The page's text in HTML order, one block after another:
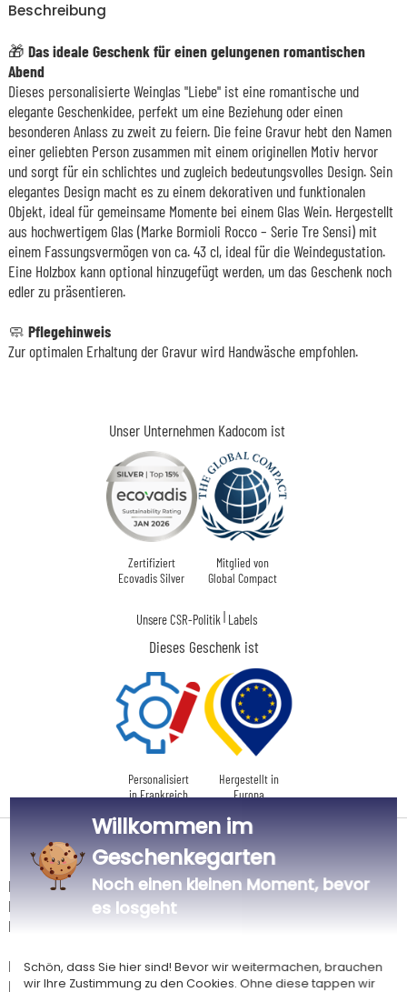
Unser Unternehmen Kadocom ist
Zertifiziert
Ecovadis Silver
Mitglied von
Global Compact
Unsere CSR-Politik Labels
Dieses Geschenk ist
Personalisiert
in Frankreich
Hergestellt in
Europa
Beschreibung
🎁 Das ideale Geschenk für einen gelungenen romantischen
Abend
Dieses personalisierte Weinglas "Liebe" ist eine romantische und
elegante Geschenkidee, perfekt um eine Beziehung oder einen
besonderen Anlass zu zweit zu feiern. Die feine Gravur hebt den Namen
einer geliebten Person zusammen mit einem originellen Motiv hervor
und sorgt für ein schlichtes und zugleich bedeutungsvolles Design. Sein
elegantes Design macht es zu einem dekorativen und funktionalen
Objekt, ideal für gemeinsame Momente bei einem Glas Wein. Hergestellt
aus hochwertigem Glas (Marke Bormioli Rocco – Serie Tre Sensi) mit
einem Fassungsvermögen von ca. 43 cl, ideal für die Weindegustation.
Eine Holzbox kann optional hinzugefügt werden, um das Geschenk noch
edler zu präsentieren.
🧼 Pflegehinweis
Zur optimalen Erhaltung der Gravur wird Handwäsche empfohlen.
Lieferdatum und Lieferpreis
Dieser Artikel wird in unserem Atelier in Toulouse personalisiert.
Er ist für das Angebot "Versandkostenfrei ab 85 € Warenwert" mit der
Hermes-Standardlieferung berechtigt.
Für jede Bestellung unter 85 € gelten die unten aufgeführten
Lieferkosten für den Kauf dieses Artikels.
Willkommen im
Geschenkegarten
Noch einen kleinen Moment, bevor
es losgeht
Schön, dass Sie hier sind! Bevor wir weitermachen, brauchen
wir Ihre Zustimmung zu den Cookies. Ohne diese tappen wir